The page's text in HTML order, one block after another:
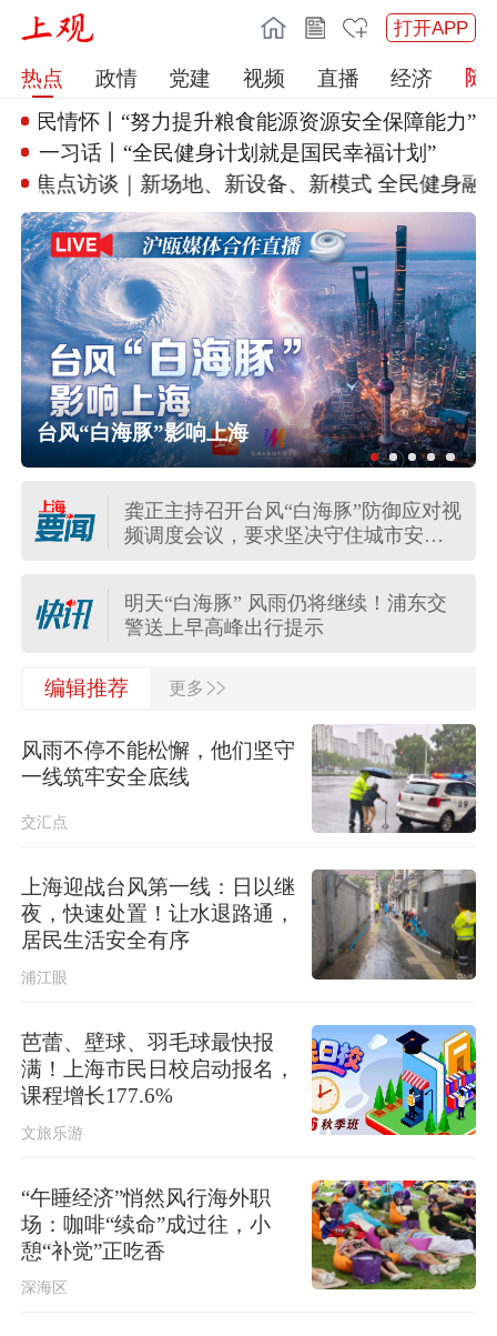
打开APP
热点 政情 党建 视频 直播
经济
人民情怀丨“努力提升粮食能源资源安全保障能力”
一习话丨“全民健身计划就是国民幸福计划”
焦点访谈｜新场地、新设备、新模式 全民健身融入
台风“白海豚”影响上海
龚正主持召开台风“白海豚”防御应对视
频调度会议，要求坚决守住城市安全
国家防总对上海江西启动防汛防台风
四级应急响应
8月10日3、5、16号线、浦江线停运 ，
1、2、6、10号线缩线运行
明天“白海豚” 风雨仍将继续！浦东交
警送上早高峰出行提示
应对台风上海多家医院发公告：门急
长三角铁路进一步调整列车开行方案
国家防总对上海江西启动防汛防台风
四级应急响应
1、2、6、10号线缩线运行
编辑推荐 更多 >>
风雨不停不能松懈，他们坚守
一线筑牢安全底线
交汇点
上海迎战台风第一线：日以继
夜，快速处置！让水退路通，
居民生活安全有序
浦江眼
芭蕾、壁球、羽毛球最快报
满！上海市民日校启动报名，
课程增长177.6%
文旅乐游
“午睡经济”悄然风行海外职
场：咖啡“续命”成过往，小
憩“补觉”正吃香
深海区